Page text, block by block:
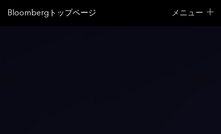
Bloombergトップページ メニュー